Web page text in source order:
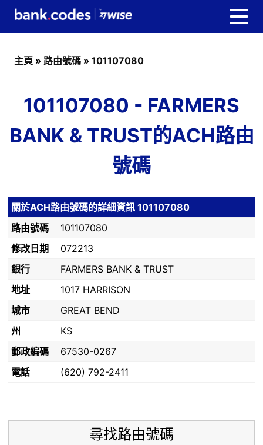
主頁 » 路由號碼 » 101107080
101107080 - FARMERS
BANK & TRUST的ACH路由
號碼
關於ACH路由號碼的詳細資訊 101107080
路由號碼
101107080
修改日期
072213
銀行
FARMERS BANK & TRUST
地址
1017 HARRISON
城市
GREAT BEND
州
KS
郵政編碼
67530-0267
電話
(620) 792-2411
尋找路由號碼